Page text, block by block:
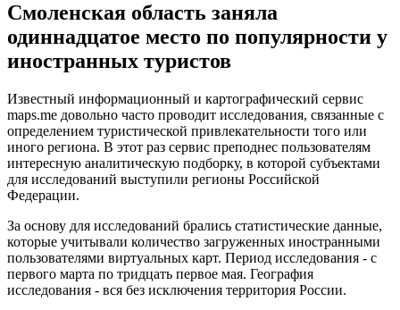
Смоленская область заняла
одиннадцатое место по популярности у
иностранных туристов
Известный информационный и картографический сервис
maps.me довольно часто проводит исследования, связанные с
определением туристической привлекательности того или
иного региона. В этот раз сервис преподнес пользователям
интересную аналитическую подборку, в которой субъектами
для исследований выступили регионы Российской
Федерации.
За основу для исследований брались статистические данные,
которые учитывали количество загруженных иностранными
пользователями виртуальных карт. Период исследования - с
первого марта по тридцать первое мая. География
исследования - вся без исключения территория России.